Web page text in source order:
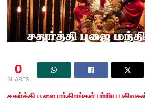
0
SHARES
சதுர்த்தி பூஜை மந்திரங்கள் பற்றிய